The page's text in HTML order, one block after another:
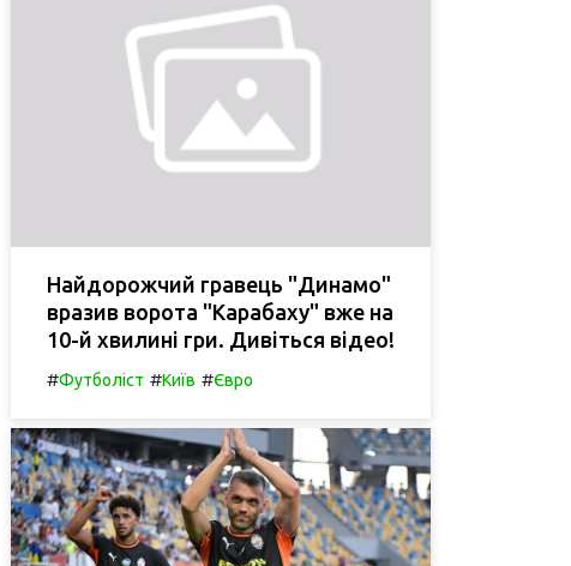
Найдорожчий гравець "Динамо"
вразив ворота "Карабаху" вже на
10-й хвилині гри. Дивіться відео!
#Футболіст #Київ #Євро